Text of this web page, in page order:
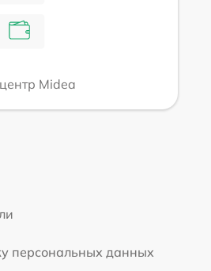
Midea
персональных данных